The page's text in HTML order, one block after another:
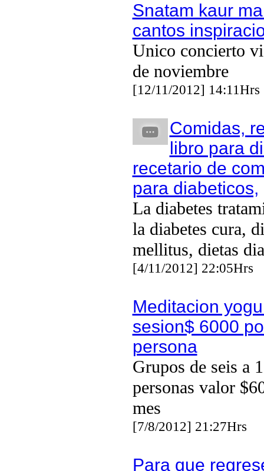
Snatam kaur
cantos
Unico concierto
de noviembre
[12/11/2012] 14:11Hrs
Comidas,
libro para
recetario de
para diabeticos,
La diabetes
la diabetes cura,
mellitus, dietas
[4/11/2012] 22:05Hrs
Meditacion
sesion$ 6000
persona
Grupos de seis a
personas valor
mes
[7/8/2012] 21:27Hrs
Para que